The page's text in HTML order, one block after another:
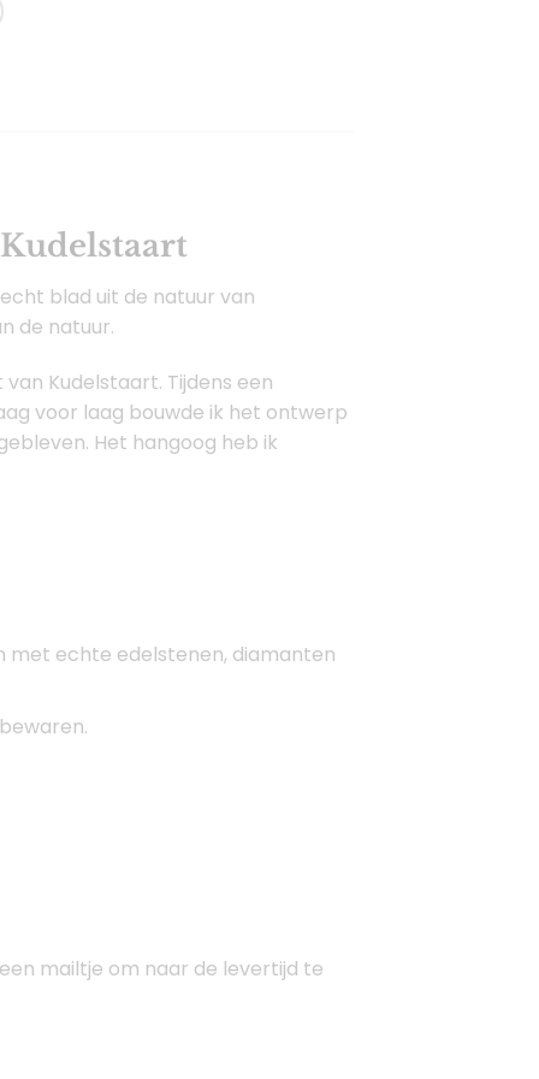
blad uit de natuur van
de natuur.
Kudelstaart. Tijdens een
voor laag bouwde ik het ontwerp
Het hangoog heb ik
met echte edelstenen, diamanten
mailtje om naar de levertijd te